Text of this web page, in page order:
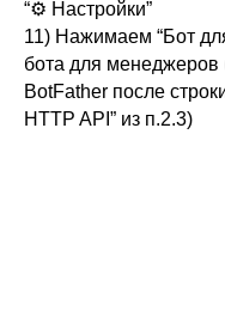
“⚙️ Настройки”
11) Нажимаем “Бот
бота для менеджеров
BotFather после
HTTP API” из п.2.3)